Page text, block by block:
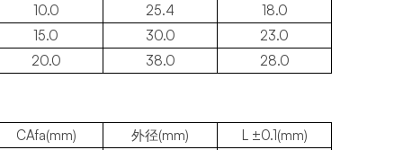
10.0
25.4
18.0
15.0
30.0
23.0
20.0
38.0 28.0
CAfa(mm) 外径(mm)
L ±0.1(mm)